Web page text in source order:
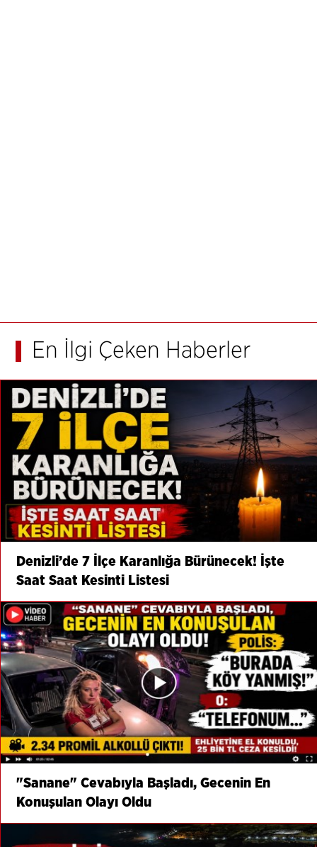
En İlgi Çeken Haberler
Denizli’de 7 İlçe Karanlığa Bürünecek! İşte
Saat Saat Kesinti Listesi
"Sanane" Cevabıyla Başladı, Gecenin En
Konuşulan Olayı Oldu